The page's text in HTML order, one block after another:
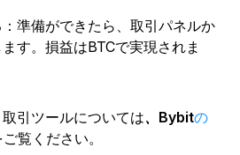
：準備ができたら、取引パネルか
す。損益はBTCで実現されま
引ツールについては、Bybitの
ご覧ください。